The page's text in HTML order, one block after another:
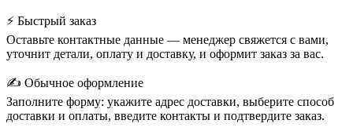
⚡ Быстрый заказ
Оставьте контактные данные — менеджер свяжется с вами,
уточнит детали, оплату и доставку, и оформит заказ за вас.
✍️ Обычное оформление
Заполните форму: укажите адрес доставки, выберите способ
доставки и оплаты, введите контакты и подтвердите заказ.